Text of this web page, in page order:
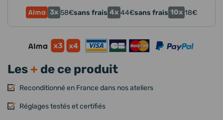
Les+ de ce produit
Reconditionné en France dans nos ateliers
Réglages testés et certifiés
3x 58€sans frais 4x 44€sans frais 10x 18€